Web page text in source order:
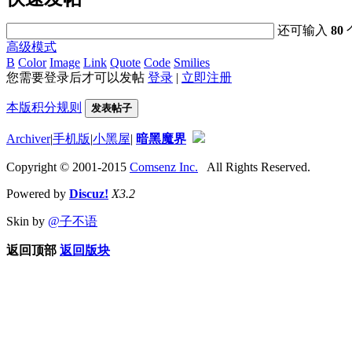
还可输入80
高级模式
B Color Image Link Quote Code Smilies
您需要登录后才可以发帖 登录 | 立即注册
本版积分规则 发表帖子
Archiver|手机版|小黑屋| 暗黑魔界
Copyright © 2001-2015 Comsenz Inc. All Rights Reserved.
Powered by Discuz! X3.2
Skin by @子不语
返回顶部 返回版块